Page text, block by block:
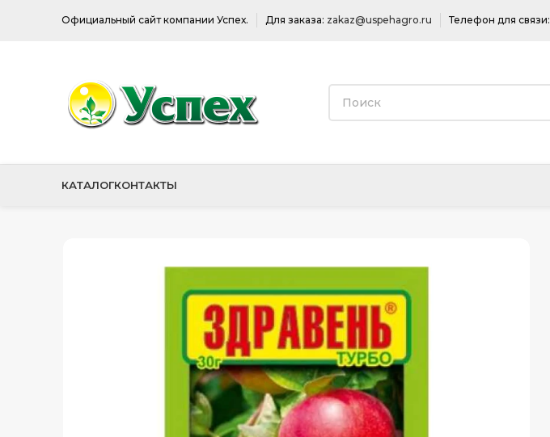
Официальный сайт компании Успех. Для заказа: zakaz@uspehagro.ru Телефон для связи:
КАТАЛОГКОНТАКТЫ